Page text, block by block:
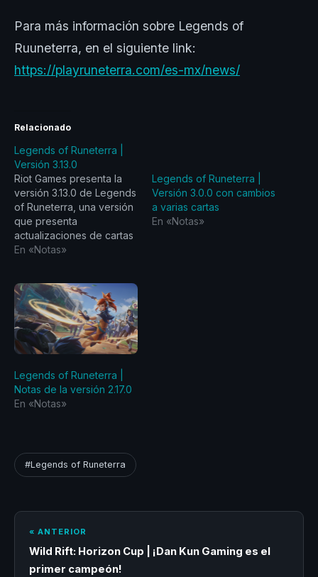
Para más información sobre Legends of
Ruuneterra, en el siguiente link:
https://playruneterra.com/es-mx/news/
Relacionado
Legends of Runeterra |
Versión 3.13.0
Riot Games presenta la
versión 3.13.0 de Legends
of Runeterra, una versión
que presenta
actualizaciones de cartas
a campeones,
Torneos de Temporada y
corrección de errores.
CAMPEONES Y ALGUNAS
CARTAS RELACIONADAS
● ILLAOI. ● KARMA. ●
GUARDIÁN
TROTAMUNDOS. ●
SUPERCARGA,
En «Notas»
Legends of Runeterra |
Versión 3.0.0 con cambios
a varias cartas
En «Notas»
Legends of Runeterra |
Notas de la versión 2.17.0
En «Notas»
#Legends of Runeterra
« ANTERIOR
Wild Rift: Horizon Cup | ¡Dan Kun Gaming es el
primer campeón!